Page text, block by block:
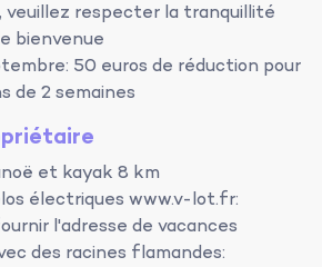
veuillez respecter la tranquillité
bienvenue
50 euros de réduction pour
de 2 semaines
et kayak 8 km
électriques www.v-lot.fr:
l'adresse de vacances
des racines flamandes: